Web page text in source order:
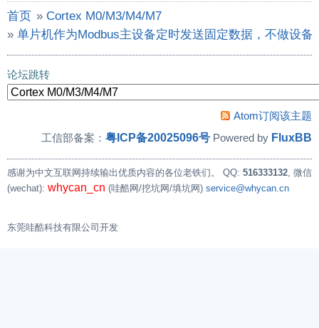
首页 » Cortex M0/M3/M4/M7
» 单片机作为Modbus主设备定时发送固定数据，不做设
论坛跳转
Atom订阅该主题
工信部备案： 粤ICP备20025096号 Powered by FluxBB
感谢为中文互联网持续输出优质内容的各位老铁们。 QQ: 516333132, 微信
(wechat): whycan_cn (哇酷网/挖坑网/填坑网) service@whycan.cn
东莞哇酷科技有限公司开发